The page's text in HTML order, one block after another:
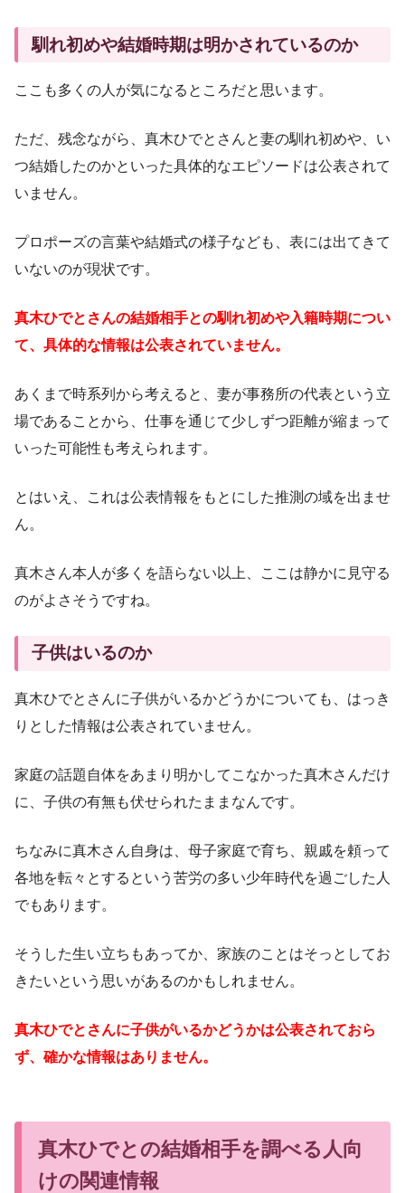
馴れ初めや結婚時期は明かされているのか
ここも多くの人が気になるところだと思います。
ただ、残念ながら、真木ひでとさんと妻の馴れ初めや、い
つ結婚したのかといった具体的なエピソードは公表されて
いません。
プロポーズの言葉や結婚式の様子なども、表には出てきて
いないのが現状です。
真木ひでとさんの結婚相手との馴れ初めや入籍時期につい
て、具体的な情報は公表されていません。
あくまで時系列から考えると、妻が事務所の代表という立
場であることから、仕事を通じて少しずつ距離が縮まって
いった可能性も考えられます。
とはいえ、これは公表情報をもとにした推測の域を出ませ
ん。
真木さん本人が多くを語らない以上、ここは静かに見守る
のがよさそうですね。
子供はいるのか
真木ひでとさんに子供がいるかどうかについても、はっき
りとした情報は公表されていません。
家庭の話題自体をあまり明かしてこなかった真木さんだけ
に、子供の有無も伏せられたままなんです。
ちなみに真木さん自身は、母子家庭で育ち、親戚を頼って
各地を転々とするという苦労の多い少年時代を過ごした人
でもあります。
そうした生い立ちもあってか、家族のことはそっとしてお
きたいという思いがあるのかもしれません。
真木ひでとさんに子供がいるかどうかは公表されておら
ず、確かな情報はありません。
真木ひでとの結婚相手を調べる人向
けの関連情報